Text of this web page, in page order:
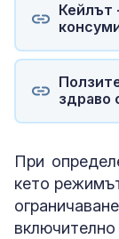
Кейлът
здраво
При
кето